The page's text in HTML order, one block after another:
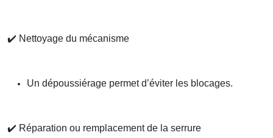
✔️ Nettoyage du mécanisme
Un dépoussiérage permet d’éviter les blocages.
✔️ Réparation ou remplacement de la serrure